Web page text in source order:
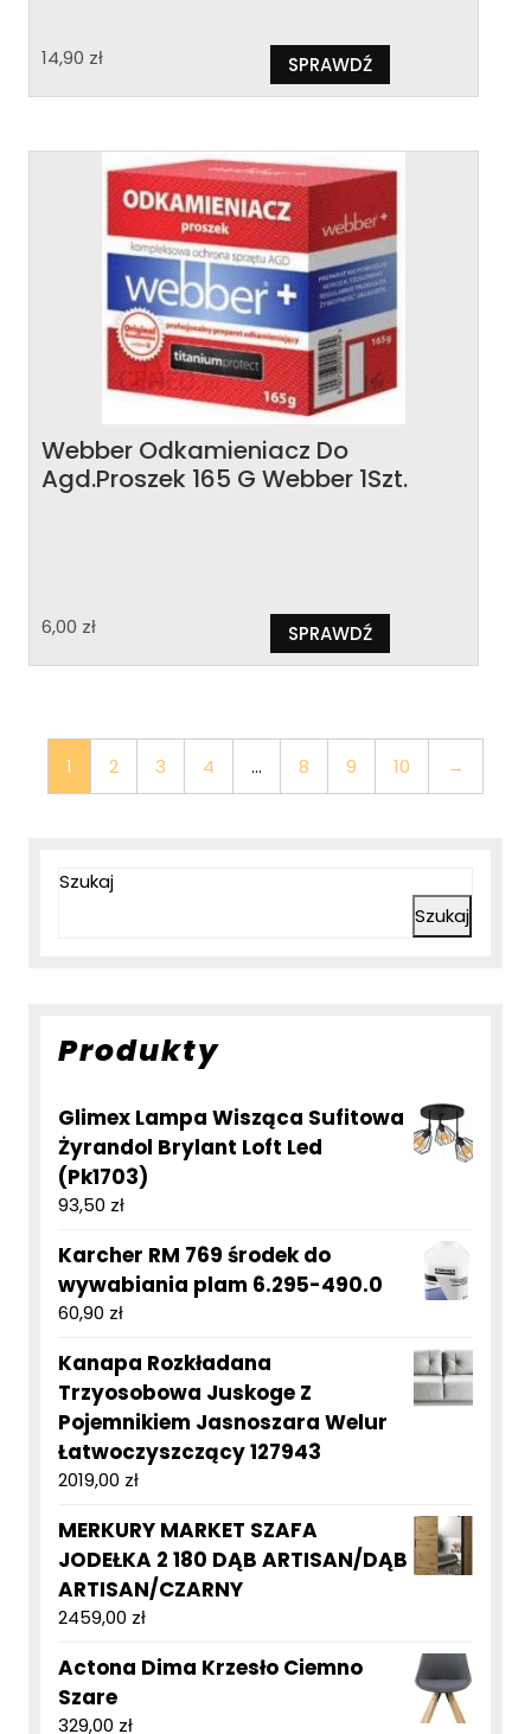
14,90 zł SPRAWDŹ
Webber Odkamieniacz Do
Agd.Proszek 165 G Webber 1Szt.
6,00 zł SPRAWDŹ
1 2 3 4 … 8 9 10 →
Szukaj
Szukaj
Produkty
Glimex Lampa Wisząca Sufitowa
Żyrandol Brylant Loft Led
(Pk1703)
93,50 zł
Karcher RM 769 środek do
wywabiania plam 6.295-490.0
60,90 zł
Kanapa Rozkładana
Trzyosobowa Juskoge Z
Pojemnikiem Jasnoszara Welur
Łatwoczyszczący 127943
2019,00 zł
MERKURY MARKET SZAFA
JODEŁKA 2 180 DĄB ARTISAN/DĄB
ARTISAN/CZARNY
2459,00 zł
Actona Dima Krzesło Ciemno
Szare
329,00 zł